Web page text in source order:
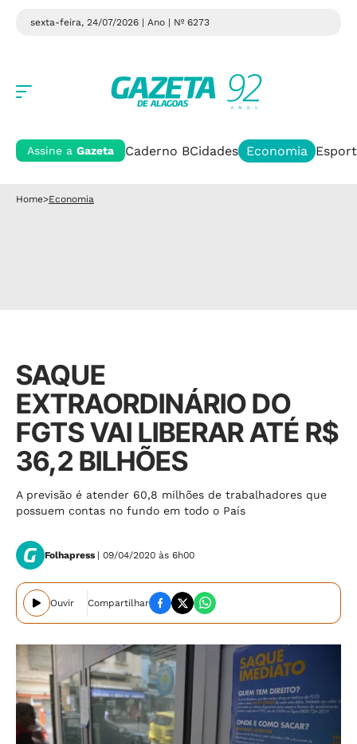
sexta-feira, 24/07/2026 | Ano | Nº 6273
Assine a Gazeta Caderno BCidades Economia
Home>Economia
SAQUE
EXTRAORDINÁRIO DO
FGTS VAI LIBERAR ATÉ R$
36,2 BILHÕES
A previsão é atender 60,8 milhões de trabalhadores que
possuem contas no fundo em todo o País
Folhapress | 09/04/2020 às 6h00
Ouvir Compartilhar